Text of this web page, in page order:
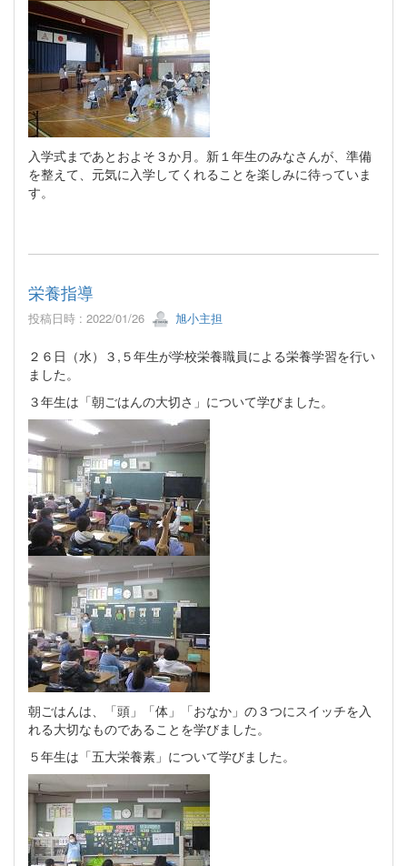
入学式まであとおよそ３か月。新１年生のみなさんが、準備
を整えて、元気に入学してくれることを楽しみに待っていま
す。
栄養指導
投稿日時 : 2022/01/26 旭小主担
２６日（水）３,５年生が学校栄養職員による栄養学習を行い
ました。
３年生は「朝ごはんの大切さ」について学びました。
朝ごはんは、「頭」「体」「おなか」の３つにスイッチを入
れる大切なものであることを学びました。
５年生は「五大栄養素」について学びました。